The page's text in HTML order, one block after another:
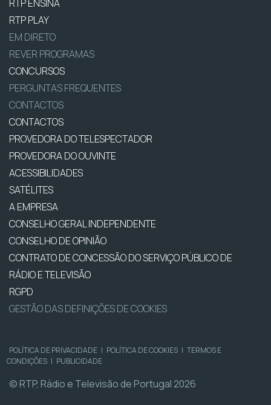
RTP ENSINA
RTP PLAY
EM DIRETO
REVER PROGRAMAS
CONCURSOS
PERGUNTAS FREQUENTES
CONTACTOS
CONTACTOS
PROVEDORA DO TELESPECTADOR
PROVEDORA DO OUVINTE
ACESSIBILIDADES
SATÉLITES
A EMPRESA
CONSELHO GERAL INDEPENDENTE
CONSELHO DE OPINIÃO
CONTRATO DE CONCESSÃO DO SERVIÇO PÚBLICO DE
RÁDIO E TELEVISÃO
RGPD
GESTÃO DAS DEFINIÇÕES DE COOKIES
POLÍTICA DE PRIVACIDADE | POLÍTICA DE COOKIES | TERMOS E
CONDIÇÕES | PUBLICIDADE
© RTP, Rádio e Televisão de Portugal 2026